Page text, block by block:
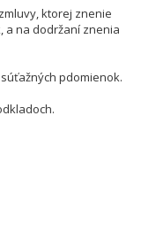
ktorej znenie
a na dodržaní znenia
pdomienok.